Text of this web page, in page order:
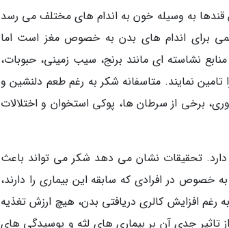
قندها به وسیله خون به اندام های مختلف می رسد
برای اندام های بدن به خصوص مغز است اما
نشاسته ای مانند برنج، سیب زمینی، حبوبات،
تامین نمایند. متاسفانه شکر به رغم طعم دلنشین و
برخی از سرطان ها، پوکی استخوان و اختلالات
تحقیقات نشان می دهد شکر می تواند باعث
خصوص در افرادی که سابقه این بیماری را دارند،
رغم افزایش کالری دریافتی بدن، هیچ ارزش تغذیه
تاثیر جدی آن بر بیماری های لثه و پوسیدگی های